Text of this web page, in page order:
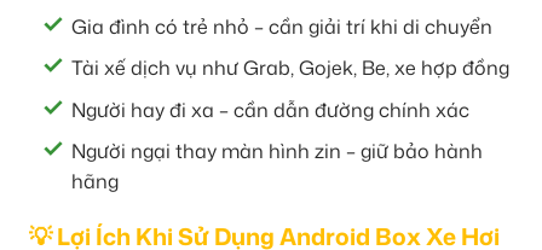
Gia đình có trẻ nhỏ – cần giải trí khi di chuyển
Tài xế dịch vụ như Grab, Gojek, Be, xe hợp đồng
Người hay đi xa – cần dẫn đường chính xác
Người ngại thay màn hình zin – giữ bảo hành
hãng
💡 Lợi Ích Khi Sử Dụng Android Box Xe Hơi